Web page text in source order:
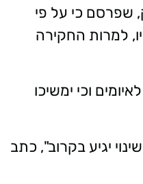
שפרסם כי על פי
למרות החקירה
וכי ימשיכו
יגיע בקרוב", כתב